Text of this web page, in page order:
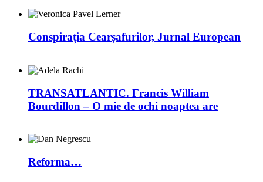
Conspirația Cearșafurilor, Jurnal European
TRANSATLANTIC. Francis William
Bourdillon – O mie de ochi noaptea are
Reforma…